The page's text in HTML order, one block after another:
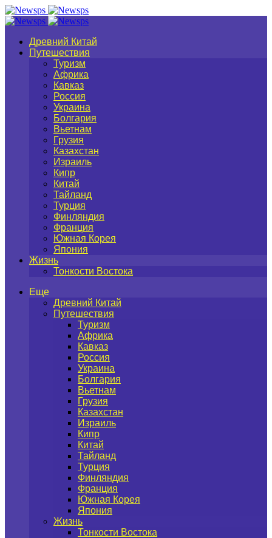
Древний Китай
Путешествия
Туризм
Африка
Кавказ
Россия
Украина
Болгария
Вьетнам
Грузия
Казахстан
Израиль
Кипр
Китай
Тайланд
Турция
Финляндия
Франция
Южная Корея
Япония
Жизнь
Тонкости Востока
Еще
Древний Китай
Путешествия
Туризм
Африка
Кавказ
Россия
Украина
Болгария
Вьетнам
Грузия
Казахстан
Израиль
Кипр
Китай
Тайланд
Турция
Финляндия
Франция
Южная Корея
Япония
Жизнь
Тонкости Востока